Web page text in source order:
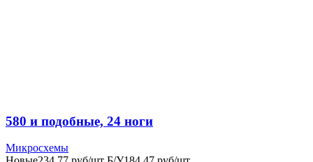
580 и подобные, 24 ноги
Микросхемы